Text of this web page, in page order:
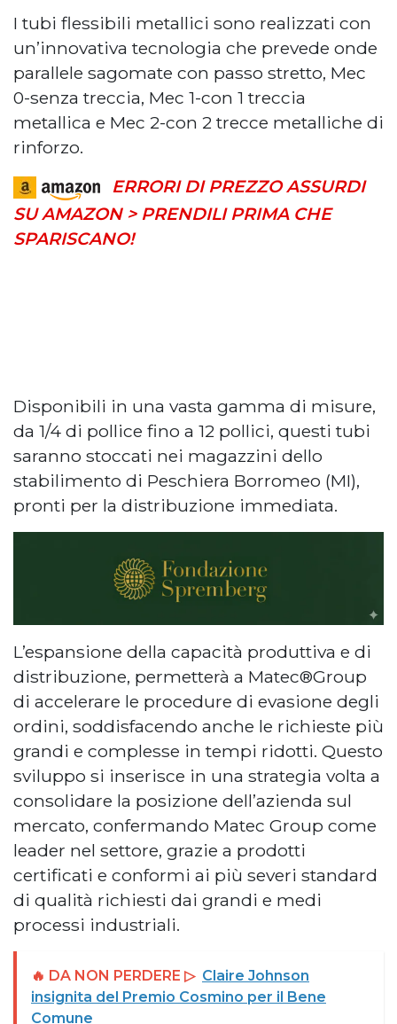
I tubi flessibili metallici sono realizzati con
un’innovativa tecnologia che prevede onde
parallele sagomate con passo stretto, Mec
0-senza treccia, Mec 1-con 1 treccia
metallica e Mec 2-con 2 trecce metalliche di
rinforzo.
ERRORI DI PREZZO ASSURDI
SU AMAZON > PRENDILI PRIMA CHE
SPARISCANO!
Disponibili in una vasta gamma di misure,
da 1/4 di pollice fino a 12 pollici, questi tubi
saranno stoccati nei magazzini dello
stabilimento di Peschiera Borromeo (MI),
pronti per la distribuzione immediata.
L’espansione della capacità produttiva e di
distribuzione, permetterà a Matec®Group
di accelerare le procedure di evasione degli
ordini, soddisfacendo anche le richieste più
grandi e complesse in tempi ridotti. Questo
sviluppo si inserisce in una strategia volta a
consolidare la posizione dell’azienda sul
mercato, confermando Matec Group come
leader nel settore, grazie a prodotti
certificati e conformi ai più severi standard
di qualità richiesti dai grandi e medi
processi industriali.
🔥 DA NON PERDERE ▷ Claire Johnson
insignita del Premio Cosmino per il Bene
Comune